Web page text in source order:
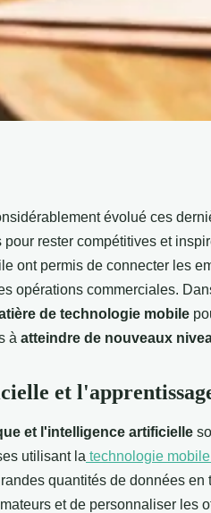
matière
évolué ces
rester compétitives et
ont permis de connecter les
opérations commerciales.
de technologie mobile
à atteindre de nouveaux
et
et l'intelligence artificielle
utilisant la technologie
quantités de données en
et de personnaliser les